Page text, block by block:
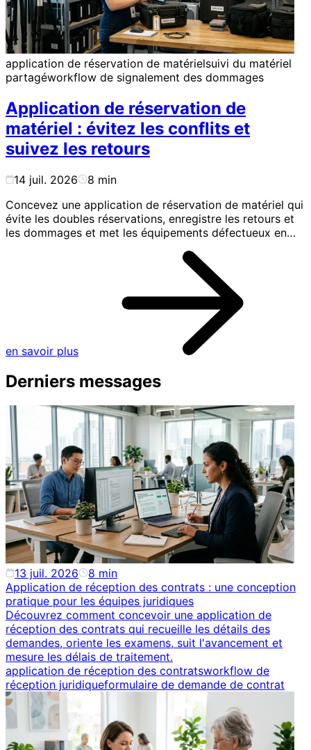
application de réservation de matérielsuivi du matériel
partagéworkflow de signalement des dommages
Application de réservation de
matériel : évitez les conflits et
suivez les retours
14 juil. 2026 8 min
Concevez une application de réservation de matériel qui
évite les doubles réservations, enregistre les retours et
les dommages et met les équipements défectueux en
en savoir plus
Derniers messages
13 juil. 2026 8 min
Application de réception des contrats : une conception
pratique pour les équipes juridiques
Découvrez comment concevoir une application de
réception des contrats qui recueille les détails des
demandes, oriente les examens, suit l'avancement et
mesure les délais de traitement.
application de réception des contratsworkflow de
réception juridiqueformulaire de demande de contrat